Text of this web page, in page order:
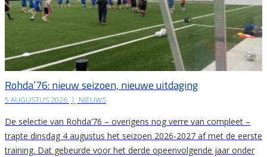
Rohda’76: nieuw seizoen, nieuwe uitdaging
5 AUGUSTUS 2026 | NIEUWS
De selectie van Rohda’76 – overigens nog verre van compleet –
trapte dinsdag 4 augustus het seizoen 2026-2027 af met de eerste
training. Dat gebeurde voor het derde opeenvolgende jaar onder